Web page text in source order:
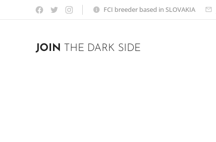
FCI breeder based in SLOVAKIA
JOIN THE DARK SIDE